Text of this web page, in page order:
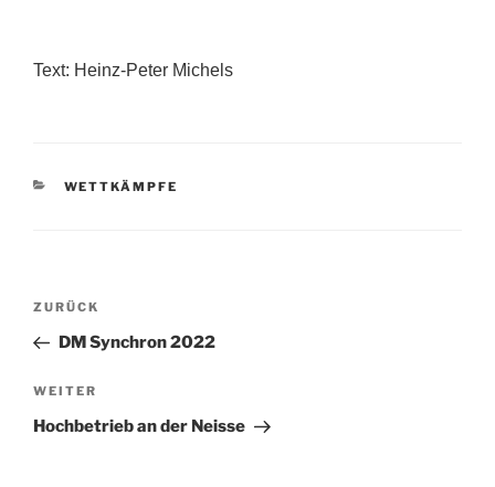
Text: Heinz-Peter Michels
KATEGORIEN
WETTKÄMPFE
Beitragsnavigation
Vorheriger
Beitrag
ZURÜCK
DM Synchron 2022
Nächster
Beitrag
WEITER
Hochbetrieb an der Neisse